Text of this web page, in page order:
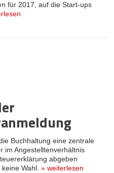
für 2017, auf die Start-ups
Buchhaltung eine zentrale
im Angestelltenverhältnis
abgeben
Wahl. » weiterlesen